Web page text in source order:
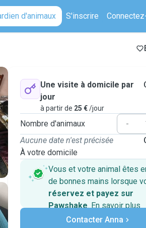
d'animaux S'inscrire
Une visite à domicile par
jour
à partir de 25 €/jour
Nombre d'animaux -
Aucune date n'est précisée
À votre domicile
Vous et votre animal êtes
de bonnes mains lorsque
réservez et payez sur
Pawshake. En savoir plus
Paiements sécurisés
Assistance en cas de
Contacter Anna